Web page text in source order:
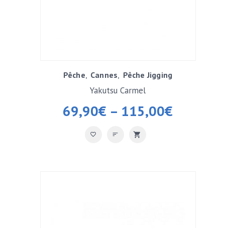
Pêche Cannes Pêche Jigging
69,90€ – 115,00€
Yakutsu Carmel